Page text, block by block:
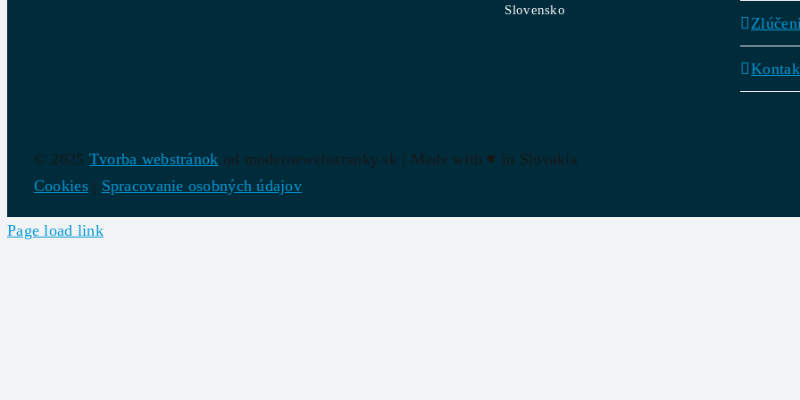
Slovensko
© 2025 Tvorba webstránok od modernewebstranky.sk | Made with ♥ in Slovakia
Cookies | Spracovanie osobných údajov
Page load link